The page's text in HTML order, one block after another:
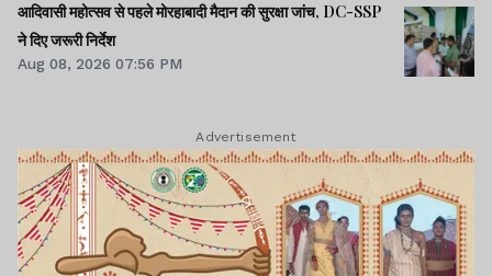
आदिवासी महोत्सव से पहले मोरहाबादी मैदान की सुरक्षा जांच, DC-SSP
ने दिए जरूरी निर्देश
Aug 08, 2026 07:56 PM
Advertisement